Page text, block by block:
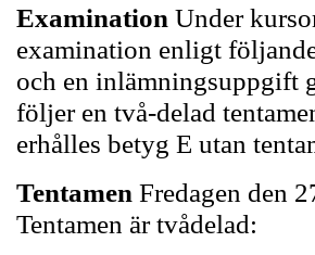
Examination Under
examination enligt
och en inlämningsuppgift
följer en två-delad
erhålles betyg E utan
Tentamen Fredagen den
Tentamen är tvådelad: